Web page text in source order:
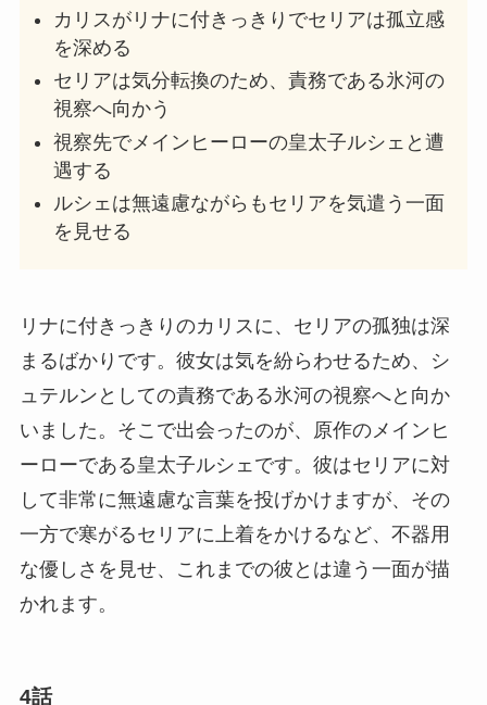
カリスがリナに付きっきりでセリアは孤立感
を深める
セリアは気分転換のため、責務である氷河の
視察へ向かう
視察先でメインヒーローの皇太子ルシェと遭
遇する
ルシェは無遠慮ながらもセリアを気遣う一面
を見せる
リナに付きっきりのカリスに、セリアの孤独は深
まるばかりです。彼女は気を紛らわせるため、シ
ュテルンとしての責務である氷河の視察へと向か
いました。そこで出会ったのが、原作のメインヒ
ーローである皇太子ルシェです。彼はセリアに対
して非常に無遠慮な言葉を投げかけますが、その
一方で寒がるセリアに上着をかけるなど、不器用
な優しさを見せ、これまでの彼とは違う一面が描
かれます。
4話